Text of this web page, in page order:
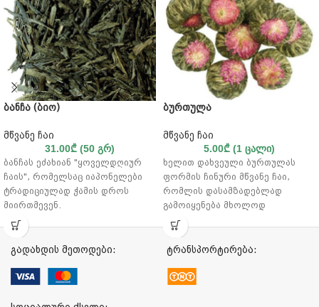
ბანჩა (ბიო)
მწვანე ჩაი
31.00₾ (50 გრ)
ბანჩას ეძახიან "ყოველდღიურ
ჩაის", რომელსაც იაპონელები
ტრადიციულად ჭამის დროს
მიირთმევენ.
მსხვილფოთლოვანი ჩაი ბუჩქის
ქვედა ფოთლებისაგან მზადდება.
თანაბრად დამუშავებული
ნამდვილ ხარისხს გვიჩვენებს.
შეიცავს 70% ნაკლებ კოფეინს
ბურთულა
მწვანე ჩაი
5.00₾ (1 ცალი)
ხელით დახვეული ბურთულას
ფორმის ჩინური მწვანე ჩაი,
რომლის დასამზადებლად
გამოიყენება მხოლოდ
გაზაფხულზე მოკრეფილი ზედა
ფოთლები. ფოთლებს სათუთად
ახვევენ და შუაგულში უმატებენ
ქრიზანტემას ყვავილს. თითო
გადახდის მეთოდები: ტრანსპორტირება: